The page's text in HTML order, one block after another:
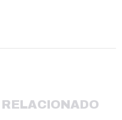
RELACIONADO